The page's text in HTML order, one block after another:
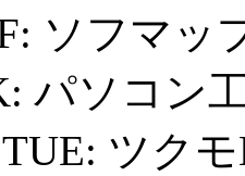
ソフマ
パソコン
ツク